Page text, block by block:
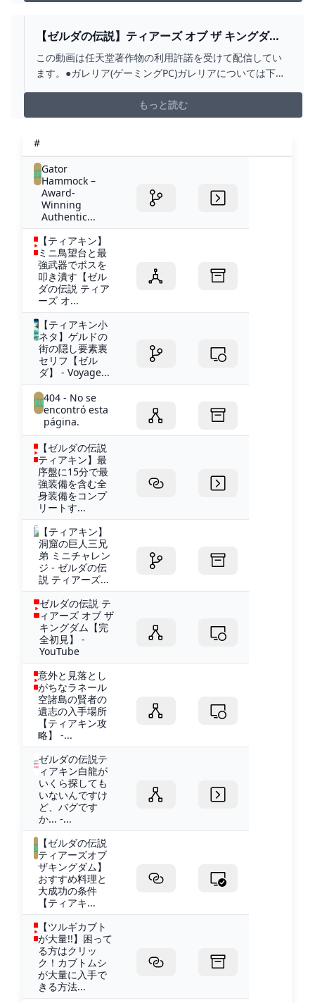
【ゼルダの伝説】ティアーズ オブ ザ キングダ
ム！冒険が再び始まる！#1 - YOUTUBE
この動画は任天堂著作物の利用許諾を受けて配信してい
ます。●ガレリア(ゲーミングPC)ガレリアについては下記
ルダの伝説 ティアーズ オブ ザ キングダム】
https://youtu.be/_KqG0CqDIWg【ゼルダの伝説 ブレス
もっと読む
#
Gator
Hammock –
Award-
Winning
Authentic...
【ティアキン】
ミニ鳥望台と最
強武器でボスを
叩き潰す【ゼル
ダの伝説 ティア
ーズ オ...
【ティアキン小
ネタ】ゲルドの
街の隠し要素裏
セリフ【ゼル
ダ】 - Voyage...
404 - No se
encontró esta
página.
【ゼルダの伝説
ティアキン】最
序盤に15分で最
強装備を含む全
身装備をコンプ
リートす...
【ティアキン】
洞窟の巨人三兄
弟 ミニチャレン
ジ - ゼルダの伝
説 ティアーズ...
ゼルダの伝説 テ
ィアーズ オブ ザ
キングダム【完
全初見】 -
YouTube
意外と見落とし
がちなラネール
空諸島の賢者の
遺志の入手場所
【ティアキン攻
略】 -...
ゼルダの伝説テ
ィアキン白龍が
いくら探しても
いないんですけ
ど、バグです
か... -...
【ゼルダの伝説
ティアーズオブ
ザキングダム】
おすすめ料理と
大成功の条件
【ティアキ...
【ツルギカブト
が大量!!】困って
る方はクリッ
ク！カブトムシ
が大量に入手で
きる方法...